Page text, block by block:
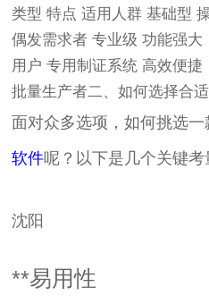
类型 特点 适用人群 基础型
偶发需求者 专业级 功能强
用户 专用制证系统 高效便
批量生产者二、如何选择合
面对众多选项，如何挑选
软件呢？以下是几个关键考
沈阳
**易用性